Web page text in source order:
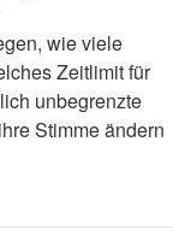
wie viele
Zeitlimit für
unbegrenzte
Stimme ändern